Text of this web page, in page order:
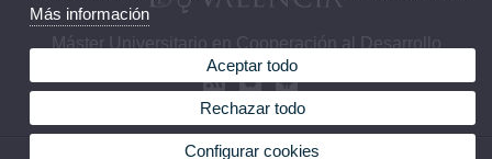
Máster Universitario en Cooperación al Desarrollo
© 2026 UV. - Calle Serpis, 29. 46022 Valencia. Teléfono: 96 382 87 00
Más información
Aceptar todo
Rechazar todo
Configurar cookies